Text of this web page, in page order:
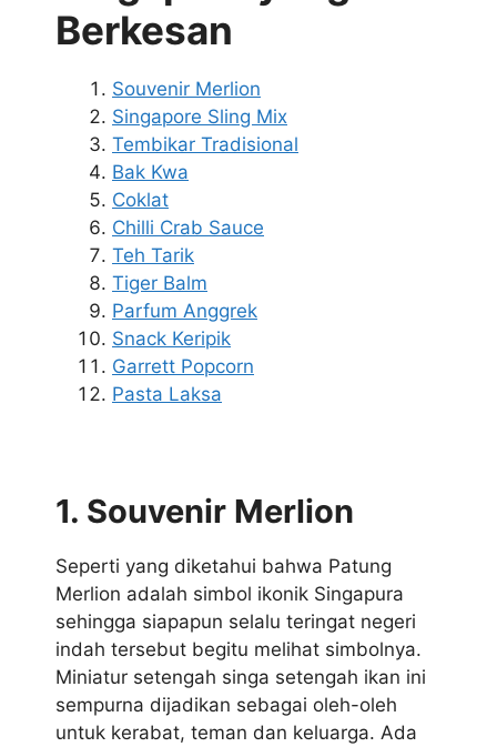
Berkesan
Souvenir Merlion
Singapore Sling Mix
Tembikar Tradisional
Bak Kwa
Coklat
Chilli Crab Sauce
Teh Tarik
Tiger Balm
Parfum Anggrek
Snack Keripik
Garrett Popcorn
Pasta Laksa
1. Souvenir Merlion
Seperti yang diketahui bahwa Patung
Merlion adalah simbol ikonik Singapura
sehingga siapapun selalu teringat negeri
indah tersebut begitu melihat simbolnya.
Miniatur setengah singa setengah ikan ini
sempurna dijadikan sebagai oleh-oleh
untuk kerabat, teman dan keluarga. Ada